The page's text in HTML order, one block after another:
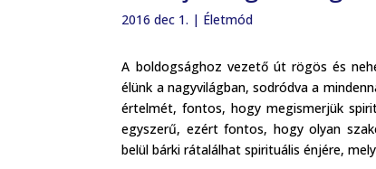
2016 dec 1. | Életmód
A boldogsághoz vezető út rögös és
élünk a nagyvilágban, sodródva a
értelmét, fontos, hogy megismerjük
egyszerű, ezért fontos, hogy olyan
belül bárki rátalálhat spirituális énjére,